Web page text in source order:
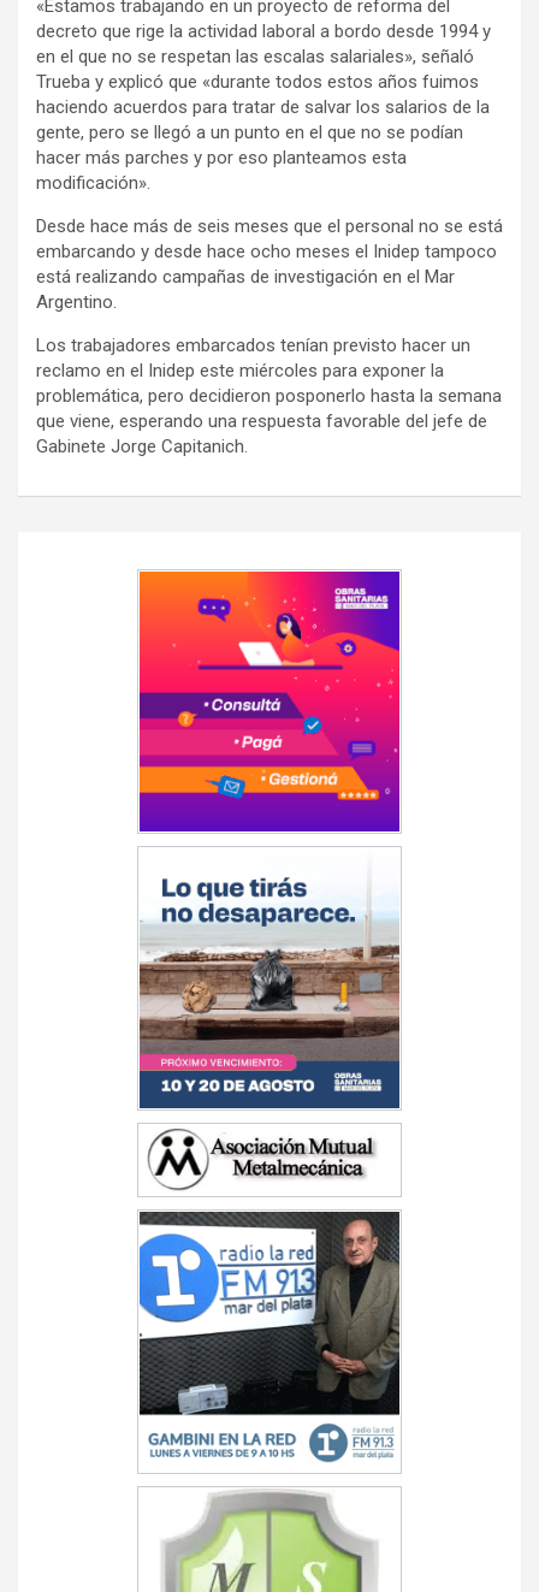
«Estamos trabajando en un proyecto de reforma del
decreto que rige la actividad laboral a bordo desde 1994 y
en el que no se respetan las escalas salariales», señaló
Trueba y explicó que «durante todos estos años fuimos
haciendo acuerdos para tratar de salvar los salarios de la
gente, pero se llegó a un punto en el que no se podían
hacer más parches y por eso planteamos esta
modificación».
Desde hace más de seis meses que el personal no se está
embarcando y desde hace ocho meses el Inidep tampoco
está realizando campañas de investigación en el Mar
Argentino.
Los trabajadores embarcados tenían previsto hacer un
reclamo en el Inidep este miércoles para exponer la
problemática, pero decidieron posponerlo hasta la semana
que viene, esperando una respuesta favorable del jefe de
Gabinete Jorge Capitanich.